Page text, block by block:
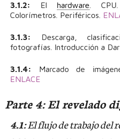
3.1.2: El hardware .
Colorímetros. Periféricos.
3.1.3:
Descarga,
fotografías. Introducción a
3.1.4:
Marcado de
ENLACE
Parte 4: El revelado
4.1:El flujo de trabajo del